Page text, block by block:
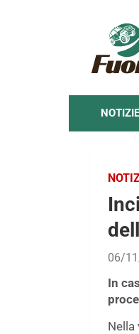
NOTIZIE
06/
In
Nella